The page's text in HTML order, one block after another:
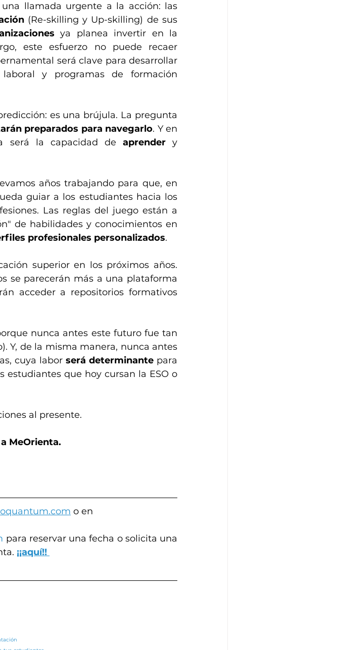
llamada urgente a la acción: las
(Re-skilling y Up-skilling) de sus
ya planea invertir en la
este esfuerzo no puede recaer
será clave para desarrollar
y programas de formación
es una brújula. La pregunta
preparados para navegarlo. Y en
será la capacidad de aprender
años trabajando para que, en
guiar a los estudiantes hacia los
Las reglas del juego están a
de habilidades y conocimientos en
profesionales personalizados.
superior en los próximos años.
se parecerán más a una plataforma
acceder a repositorios formativos
Y, de la misma manera, nunca antes
cuya labor será determinante para
estudiantes que hoy cursan la ESO o
al presente.
MeOrienta.
o en
para reservar una fecha o solicita una
¡¡aquí!!